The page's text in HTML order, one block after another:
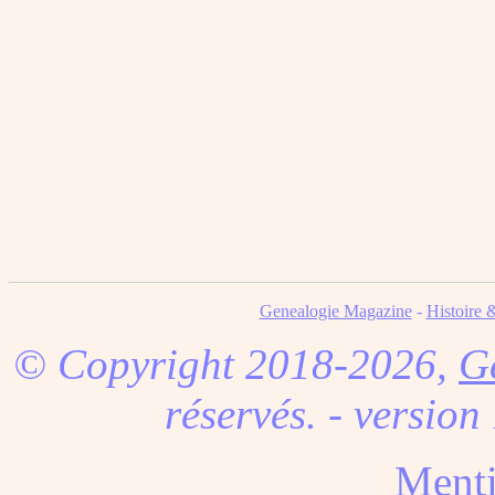
Genealogie Magazine- Histoire
© Copyright 2018-2026,
réservés. -